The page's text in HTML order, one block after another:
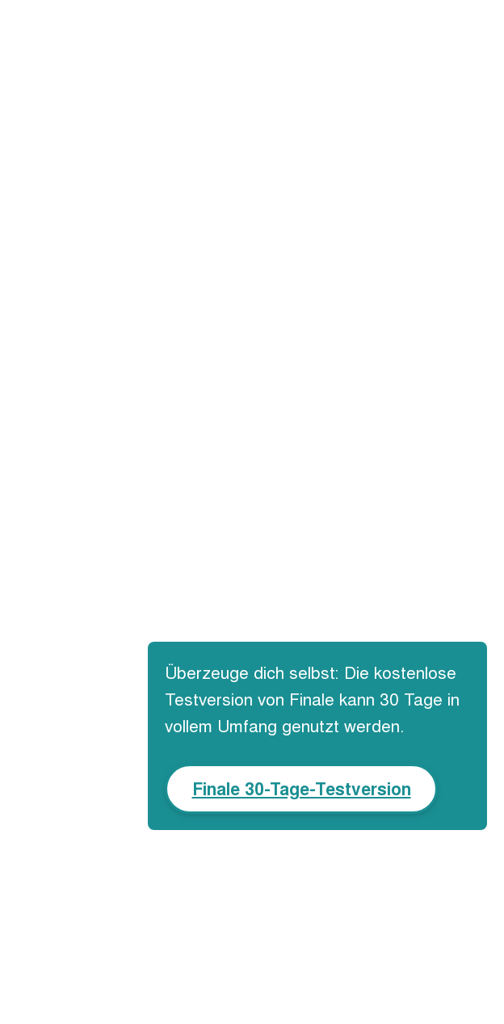
Überzeuge dich selbst: Die kostenlose
Testversion von Finale kann 30 Tage in
vollem Umfang genutzt werden.
Finale 30-Tage-Testversion